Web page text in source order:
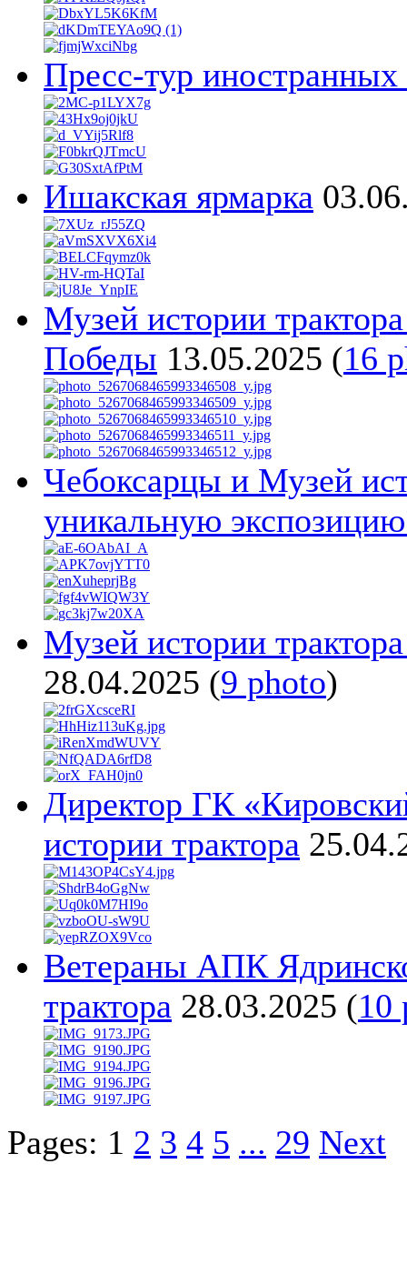
Пресс-тур
Ишакская ярмарка
Музей истории
Победы 13.05.2025 (16
Чебоксарцы и Музей
уникальную
Музей истории
28.04.2025 (9 photo)
Директор ГК
истории трактора
Ветераны АПК
трактора 28.03.2025 (10
Pages: 1 2 3 4 5 ... 29 Next